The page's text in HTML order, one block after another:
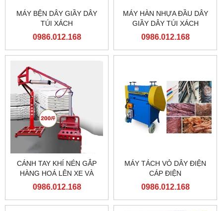
MÁY BỆN DÂY GIẦY DÂY
TÚI XÁCH
0986.012.168
MÁY HÀN NHỰA ĐẦU DÂY
GIẦY DÂY TÚI XÁCH
0986.012.168
CÁNH TAY KHÍ NÉN GẮP
HÀNG HOÁ LÊN XE VÀ
PALLET
0986.012.168
MÁY TÁCH VỎ DÂY ĐIỆN
CÁP ĐIỆN
0986.012.168